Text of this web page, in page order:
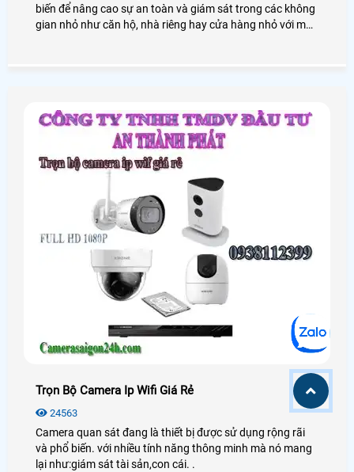
biến để nâng cao sự an toàn và giám sát trong các không
gian nhỏ như căn hộ, nhà riêng hay cửa hàng nhỏ với mức
Trọn Bộ Camera Ip Wifi Giá Rẻ
24563
Camera quan sát đang là thiết bị được sử dụng rộng rãi
và phổ biến. với nhiều tính năng thông minh mà nó mang
lại như:giám sát tài sản,con cái. .